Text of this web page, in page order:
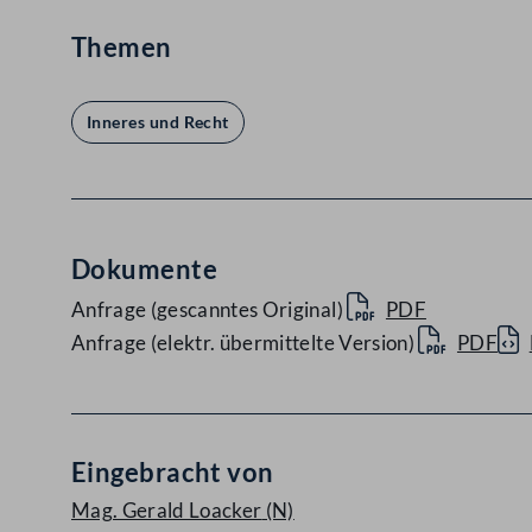
Themen
Inneres und Recht
Dokumente
Anfrage (gescanntes Original)
PDF
Anfrage (elektr. übermittelte Version)
PDF
Eingebracht von
Mag. Gerald Loacker (N)